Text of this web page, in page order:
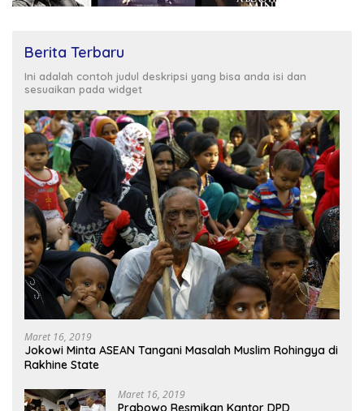
Berita Terbaru
Ini adalah contoh judul deskripsi yang bisa anda isi dan
sesuaikan pada widget
Maret 16, 2019
Jokowi Minta ASEAN Tangani Masalah Muslim Rohingya di
Rakhine State
Maret 16, 2019
Prabowo Resmikan Kantor DPD